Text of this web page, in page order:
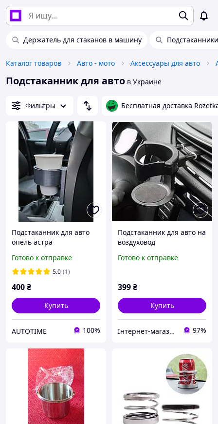
Держатель для стаканов в машину
Каталог товаров Авто - мото Аксессуары для авто
Подстаканник для авто в Украине
Фильтры Бесплатная доставка
Подстаканник для авто
опель астра
Готово к отправке
5.0 (1)
400₴
Купить
AUTOTIME 100%
Подстаканник для авто на
воздуховод
Готово к отправке
399₴
Купить
Інтернет-магазин "2na2" 97%